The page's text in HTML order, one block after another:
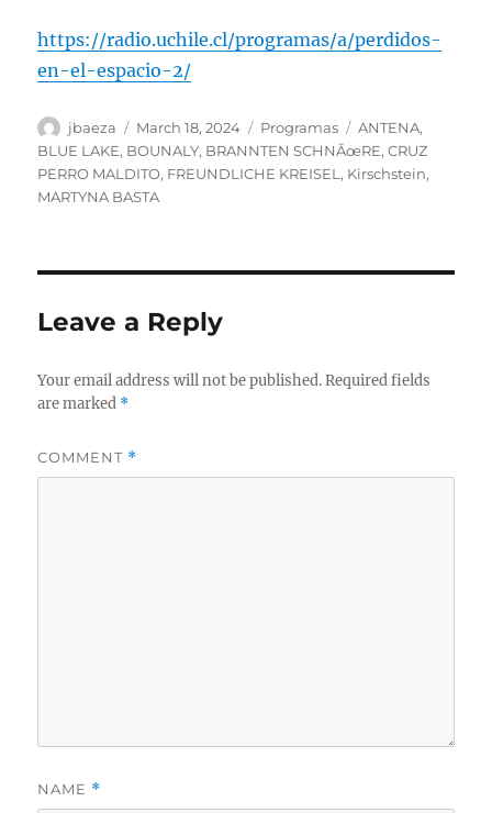
https://radio.uchile.cl/programas/a/perdidos-
en-el-espacio-2/
Author
jbaeza
Posted
on
March 18, 2024 Categories
Programas Tags
ANTENA,
BLUE LAKE, BOUNALY, BRANNTEN SCHNÃœRE,CRUZ
PERRO MALDITO, FREUNDLICHE KREISEL, Kirschstein,
MARTYNA BASTA
Leave a Reply
Your email address will not be published. Required fields
are marked *
COMMENT *
NAME *